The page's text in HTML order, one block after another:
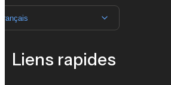
Liens rapides